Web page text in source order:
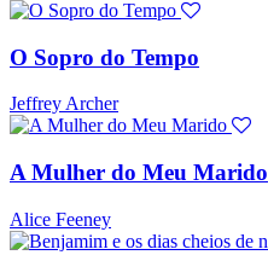
O Sopro do Tempo
Jeffrey Archer
A Mulher do Meu Marido
Alice Feeney